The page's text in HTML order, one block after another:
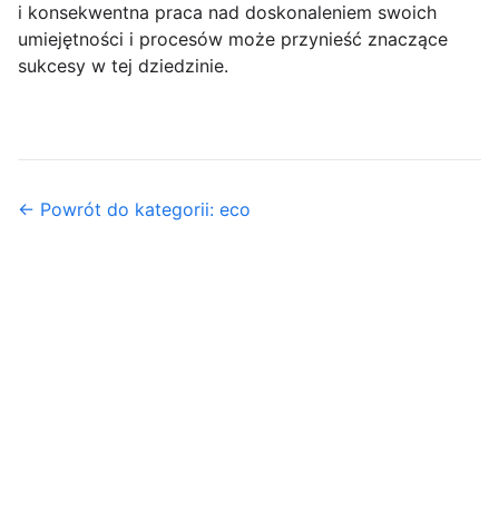
i konsekwentna praca nad doskonaleniem swoich
umiejętności i procesów może przynieść znaczące
sukcesy w tej dziedzinie.
← Powrót do kategorii: eco